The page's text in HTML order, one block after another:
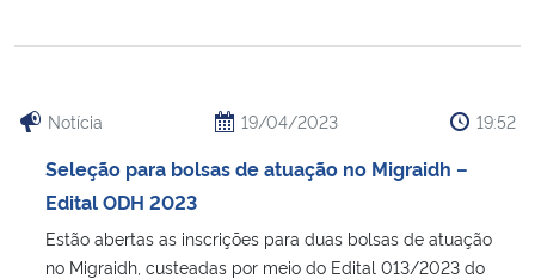
Notícia 19/04/2023 19:52
Seleção para bolsas de atuação no Migraidh –
Edital ODH 2023
Estão abertas as inscrições para duas bolsas de atuação
no Migraidh, custeadas por meio do Edital 013/2023 do